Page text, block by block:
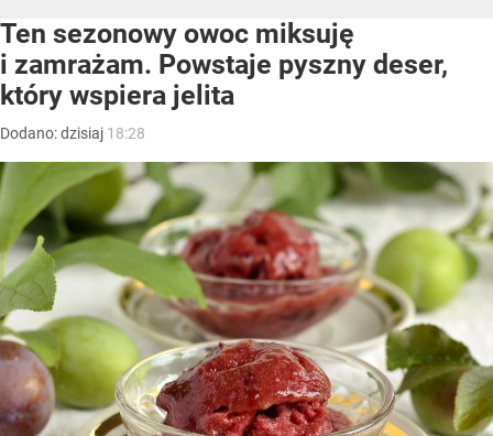
Ten sezonowy owoc miksuję
i zamrażam. Powstaje pyszny deser,
który wspiera jelita
Dodano:dzisiaj 18:28